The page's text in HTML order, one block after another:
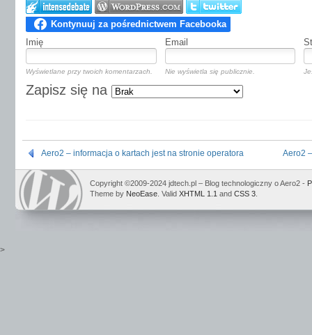
Imię Email
Wyświetlane przy twoich komentarzach. Nie wyświetla się publicznie.
Zapisz się na
Aero2 – informacja o kartach jest na stronie operatora Aero2
Copyright ©2009-2024 jdtech.pl – Blog technologiczny o Aero2 -
Theme by NeoEase . Valid XHTML 1.1 and CSS 3
>